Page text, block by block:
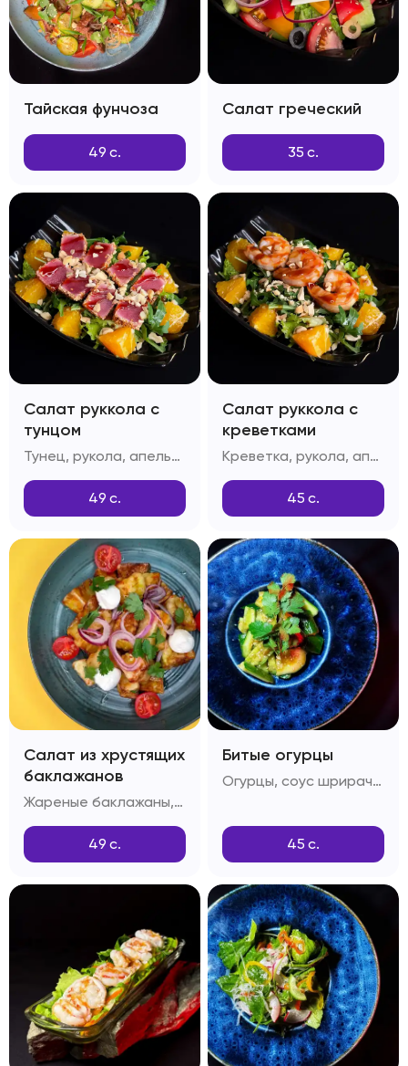
Тайская фунчоза
49 с.
Салат греческий
35 с.
Салат руккола с
тунцом
Тунец, рукола, апельсин, орехи Кешью, масло растительное, масло оливковое, лук репчатый, лимонный сок, соус Соевый, соус Унаги, кунжут белый
49 с.
Салат руккола с
креветками
Креветка, рукола, апельсин, орехи Кешью, масло растительное, масло оливковое, лук репчатый, лимонный сок, соус Соевый, соус Унаги, кунжут белый
45 с.
Салат из хрустящих
баклажанов
Жареные баклажаны, крахмал, помидоры Черри, красный лук, соус Свит-чили, зелень
49 с.
Битые огурцы
Огурцы, соус шрирача, соус понзу, соус унаги, кунжутное масло
45 с.